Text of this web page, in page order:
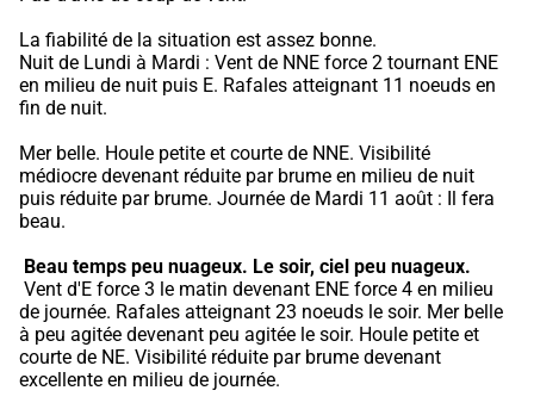
La fiabilité de la situation est assez bonne.
Nuit de Lundi à Mardi : Vent de NNE force 2 tournant ENE
en milieu de nuit puis E. Rafales atteignant 11 noeuds en
fin de nuit.
Mer belle. Houle petite et courte de NNE. Visibilité
médiocre devenant réduite par brume en milieu de nuit
puis réduite par brume. Journée de Mardi 11 août : Il fera
beau.
Beau temps peu nuageux. Le soir, ciel peu nuageux.
de journée. Rafales atteignant 23 noeuds le soir. Mer belle
à peu agitée devenant peu agitée le soir. Houle petite et
courte de NE. Visibilité réduite par brume devenant
excellente en milieu de journée.